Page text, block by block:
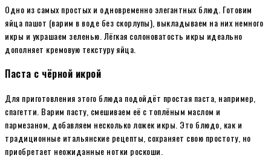
Одно из самых простых и одновременно элегантных блюд. Готовим
яйца пашот (варим в воде без скорлупы), выкладываем на них немного
икры и украшаем зеленью. Лёгкая солоноватость икры идеально
дополняет кремовую текстуру яйца.
Паста с чёрной икрой
Для приготовления этого блюда подойдёт простая паста, например,
спагетти. Варим пасту, смешиваем её с топлёным маслом и
пармезаном, добавляем несколько ложек икры. Это блюдо, как и
традиционные итальянские рецепты, сохраняет свою простоту, но
приобретает неожиданные нотки роскоши.